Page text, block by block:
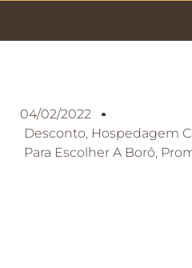
04/02/2022
Desconto, Hospedagem
Para Escolher A Borô,